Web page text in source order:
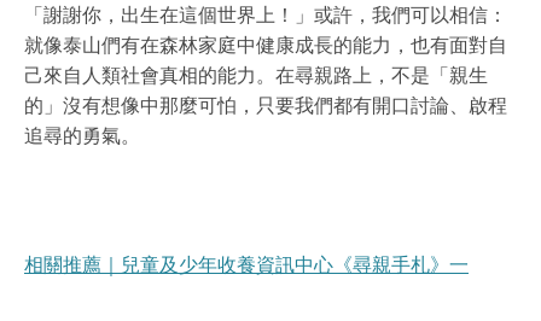
「謝謝你，出生在這個世界上！」或許，我們可以相信：
就像泰山們有在森林家庭中健康成長的能力，也有面對自
己來自人類社會真相的能力。在尋親路上，不是「親生
的」沒有想像中那麼可怕，只要我們都有開口討論、啟程
追尋的勇氣。
相關推薦｜兒童及少年收養資訊中心《尋親手札》一